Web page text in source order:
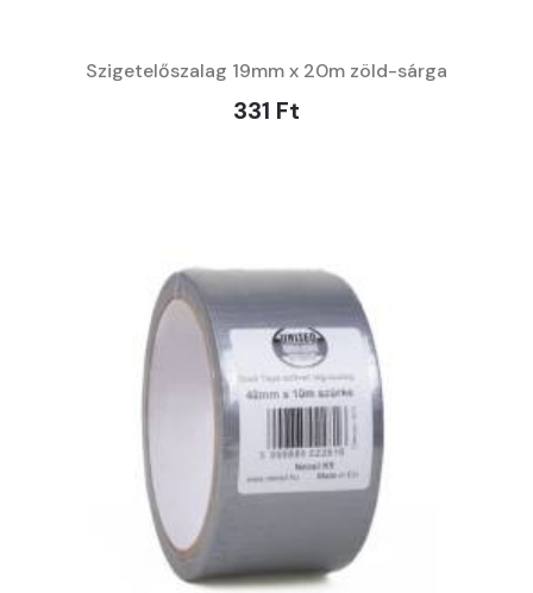
Szigetelőszalag 19mm x 20m zöld-sárga
331 Ft